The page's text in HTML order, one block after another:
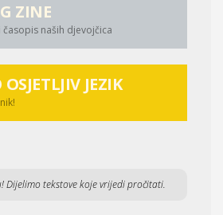
ZINE
časopis naših djevojčica
JEZIK
Dijelimo tekstove koje vrijedi pročitati.